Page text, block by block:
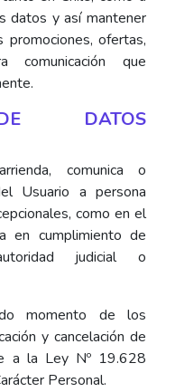
datos y así mantener
promociones, ofertas,
comunicación que
DATOS
comunica o
Usuario a persona
como en el
en cumplimiento de
judicial o
momento de los
y cancelación de
a la Ley Nº 19.628
Personal.